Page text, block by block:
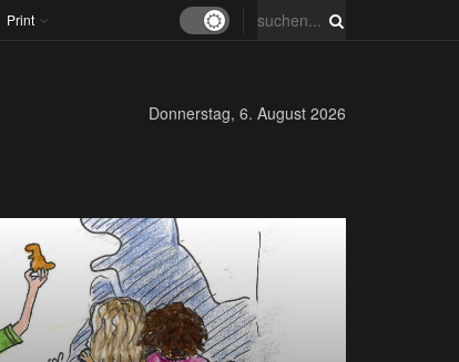
Print
Donnerstag, 6. August 2026